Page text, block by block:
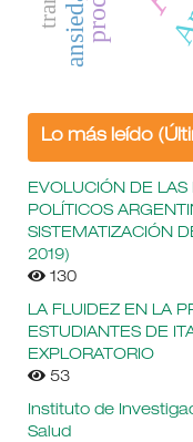
ansiedad
Lo más leído
EVOLUCIÓN DE LAS
POLÍTICOS
SISTEMATIZACIÓN
2019)
130
LA FLUIDEZ EN LA
ESTUDIANTES DE
EXPLORATORIO
53
Instituto de
Salud